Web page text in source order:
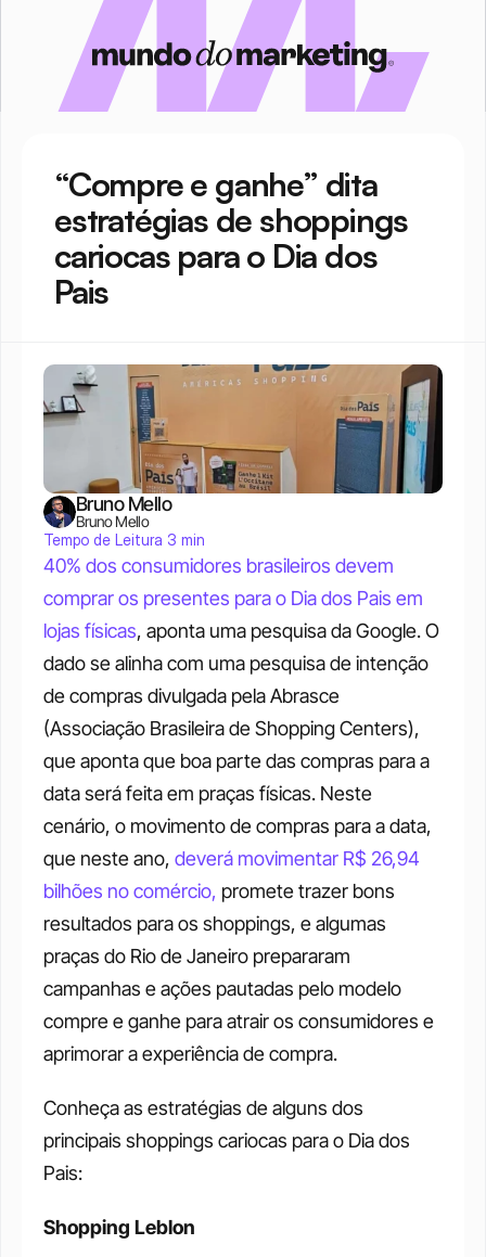
“Compre e ganhe” dita
estratégias de shoppings
cariocas para o Dia dos
Pais
40% dos consumidores brasileiros devem
comprar os presentes para o Dia dos Pais em
lojas físicas, aponta uma pesquisa da Google. O
dado se alinha com uma pesquisa de intenção
de compras divulgada pela Abrasce
(Associação Brasileira de Shopping Centers),
que aponta que boa parte das compras para a
data será feita em praças físicas. Neste
cenário, o movimento de compras para a data,
que neste ano, deverá movimentar R$ 26,94
bilhões no comércio, promete trazer bons
resultados para os shoppings, e algumas
praças do Rio de Janeiro prepararam
campanhas e ações pautadas pelo modelo
compre e ganhe para atrair os consumidores e
aprimorar a experiência de compra.
Conheça as estratégias de alguns dos
principais shoppings cariocas para o Dia dos
Pais:
Shopping Leblon
Bruno Mello
Bruno Mello
Tempo de Leitura 3 min